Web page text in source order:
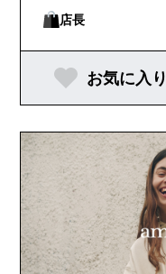
店長
お気に入り